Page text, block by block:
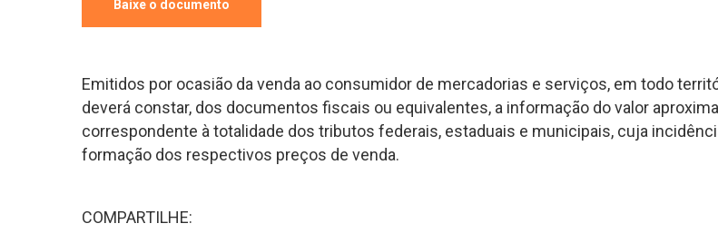
Baixe o documento
Emitidos por ocasião da venda ao consumidor de mercadorias e serviços, em todo
deverá constar, dos documentos fiscais ou equivalentes, a informação do valor
correspondente à totalidade dos tributos federais, estaduais e municipais, cuja
formação dos respectivos preços de venda.
COMPARTILHE: